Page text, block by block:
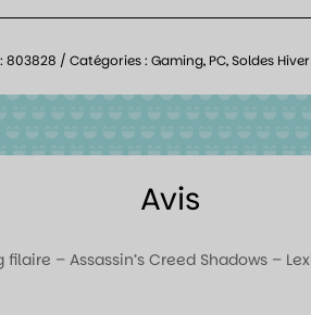
:803828 Catégories :Gaming, PC,Soldes Hiver
Avis
– Assassin’s Creed Shadows –